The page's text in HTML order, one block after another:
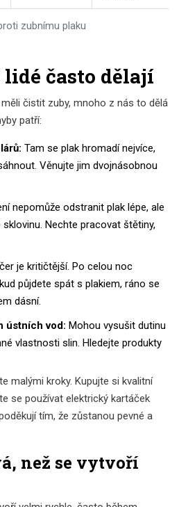
zubnímu plaku
často dělají
čistit zuby, mnoho z nás to dělá
patří:
Tam se plak hromadí nejvíce,
Věnujte jim dvojnásobnou
nepomůže odstranit plak lépe, ale
Nechte pracovat štětiny,
je kritičtější. Po celou noc
půjdete spát s plakiem, ráno se
dásní.
ústních vod: Mohou vysušit dutinu
vlastnosti slin. Hledejte produkty
malými kroky. Kupujte si kvalitní
se používat elektrický kartáček
tím, že zůstanou pevné a
než se vytvoří